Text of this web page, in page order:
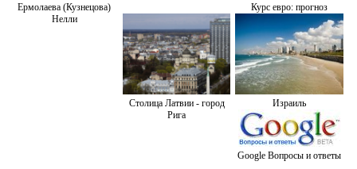
Ермолаева (Кузнецова)
Нелли
Курс евро: прогноз
Столица Латвии - город
Рига
Израиль
Google Вопросы и ответы